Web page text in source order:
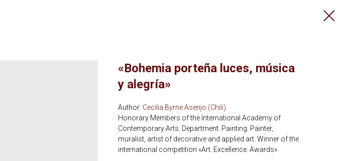
«Bohemia porteña luces, música
y alegría»
Author: Cecilia Byrne Asenjo (Chili)
Honorary Members of the International Academy of
Contemporary Arts. Department: Painting. Painter,
muralist, artist of decorative and applied art. Winner of the
international competition «Art. Excellence. Awards».